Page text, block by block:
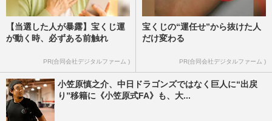
【当選した人が暴露】宝くじ運
が動く時、必ずある前触れ
PR(合同会社デジタルファーム )
宝くじの“運任せ”から抜けた人
だけ変わる
PR(合同会社デジタルファーム )
小笠原慎之介、中日ドラゴンズではなく巨人に“出戻
り”移籍に《小笠原式FA》も、大...